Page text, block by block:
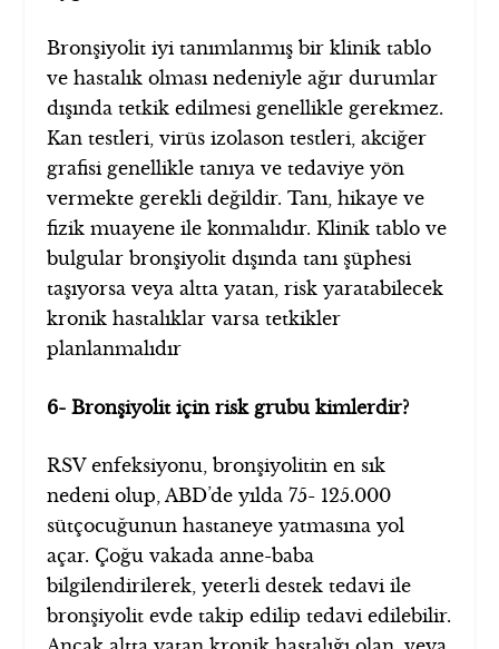
Bronşiyolit iyi tanımlanmış bir klinik tablo
ve hastalık olması nedeniyle ağır durumlar
dışında tetkik edilmesi genellikle gerekmez.
Kan testleri, virüs izolason testleri, akciğer
grafisi genellikle tanıya ve tedaviye yön
vermekte gerekli değildir. Tanı, hikaye ve
fizik muayene ile konmalıdır. Klinik tablo ve
bulgular bronşiyolit dışında tanı şüphesi
taşıyorsa veya altta yatan, risk yaratabilecek
kronik hastalıklar varsa tetkikler
planlanmalıdır
6- Bronşiyolit için risk grubu kimlerdir?
RSV enfeksiyonu, bronşiyolitin en sık
nedeni olup, ABD’de yılda 75- 125.000
sütçocuğunun hastaneye yatmasına yol
açar. Çoğu vakada anne-baba
bilgilendirilerek, yeterli destek tedavi ile
bronşiyolit evde takip edilip tedavi edilebilir.